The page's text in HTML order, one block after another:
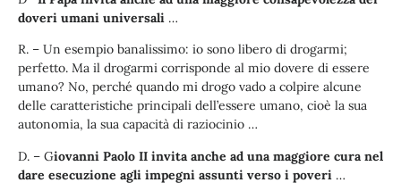
doveri umani universali …
R. – Un esempio banalissimo: io sono libero di drogarmi;
perfetto. Ma il drogarmi corrisponde al mio dovere di essere
umano? No, perché quando mi drogo vado a colpire alcune
delle caratteristiche principali dell’essere umano, cioè la sua
autonomia, la sua capacità di raziocinio …
D. – Giovanni Paolo II invita anche ad una maggiore cura nel
dare esecuzione agli impegni assunti verso i poveri …